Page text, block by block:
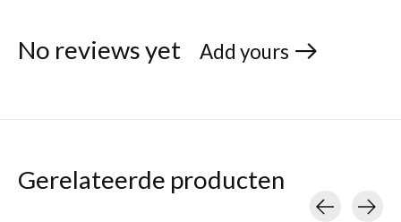
No reviews yet Add yours
Gerelateerde producten